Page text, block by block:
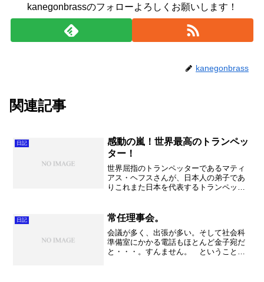
kanegonbrassのフォローよろしくお願いします！
kanegonbrass
関連記事
日記
感動の嵐！世界最高のトランペッ
ター！
世界屈指のトランペッターであるマティ
アス・ヘフスさんが、日本人の弟子であ
りこれまた日本を代表するトランペッタ
ドイツからオルガン奏者も招き、自らの
アレンジで有名どころのバ...
日記 常任理事会。
会議が多く、出張が多い。そして社会科
準備室にかかる電話もほとんど金子宛だ
と・・・。すんません。 ということで